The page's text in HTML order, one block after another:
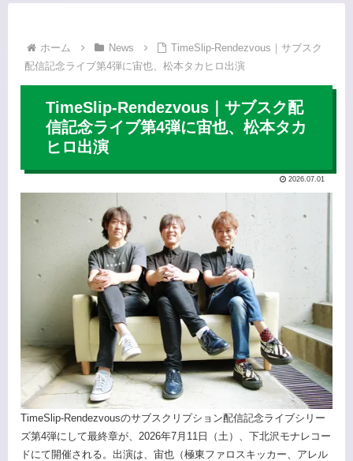
ホーム News
TimeSlip-Rendezvous｜サブスク
配信記念ライブ第4弾に宙也、松本タカヒロ出演
TimeSlip-Rendezvous｜サブスク配
信記念ライブ第4弾に宙也、松本タカ
ヒロ出演
2026.07.01
TimeSlip-Rendezvousのサブスクリプション配信記念ライブシリー
ズ第4弾にして最終章が、2026年7月11日（土）、下北沢モナレコー
ドにて開催される。出演は、宙也（極東ファロスキッカー、アレル